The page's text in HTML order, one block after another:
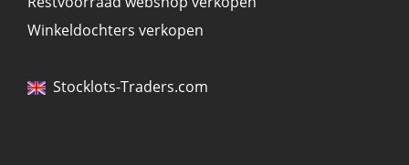
Winkeldochters verkopen
Stocklots-Traders.com